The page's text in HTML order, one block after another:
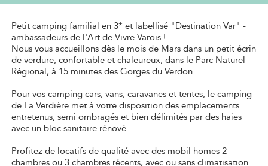
Petit camping familial en 3* et labellisé "Destination Var" -
ambassadeurs de l'Art de Vivre Varois !
Nous vous accueillons dès le mois de Mars dans un petit écrin
de verdure, confortable et chaleureux, dans le Parc Naturel
Régional, à 15 minutes des Gorges du Verdon.
Pour vos camping cars, vans, caravanes et tentes, le camping
de La Verdière met à votre disposition des emplacements
entretenus, semi ombragés et bien délimités par des haies
avec un bloc sanitaire rénové.
Profitez de locatifs de qualité avec des mobil homes 2
chambres ou 3 chambres récents, avec ou sans climatisation